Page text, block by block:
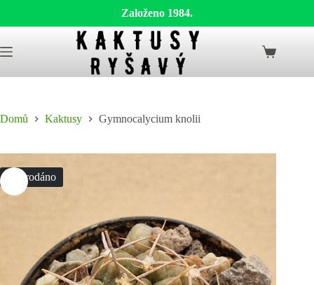
Založeno 1984.
to
content
Shopping
Domů Kaktusy Gymnocalycium knolii
Vyprodáno